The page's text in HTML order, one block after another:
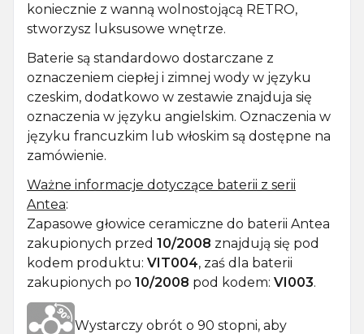
koniecznie z wanną wolnostojącą RETRO,
stworzysz luksusowe wnętrze.
Baterie są standardowo dostarczane z
oznaczeniem ciepłej i zimnej wody w języku
czeskim, dodatkowo w zestawie znajduja się
oznaczenia w języku angielskim. Oznaczenia w
języku francuzkim lub włoskim są dostępne na
zamówienie.
Ważne informacje dotyczące baterii z serii
Antea:
Zapasowe głowice ceramiczne do baterii Antea
zakupionych przed 10/2008 znajdują się pod
kodem produktu: VIT004, zaś dla baterii
zakupionych po 10/2008 pod kodem: VI003.
Wystarczy obrót o 90 stopni, aby